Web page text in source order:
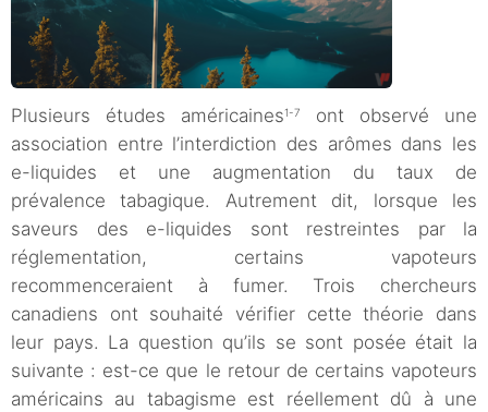
Plusieurs études américaines1-7
ont observé une
association entre l’interdiction des arômes dans les
e-liquides et une augmentation du taux de
prévalence tabagique. Autrement dit, lorsque les
saveurs des e-liquides sont restreintes par la
réglementation, certains vapoteurs
recommenceraient à fumer. Trois chercheurs
canadiens ont souhaité vérifier cette théorie dans
leur pays. La question qu’ils se sont posée était la
suivante : est-ce que le retour de certains vapoteurs
américains au tabagisme est réellement dû à une